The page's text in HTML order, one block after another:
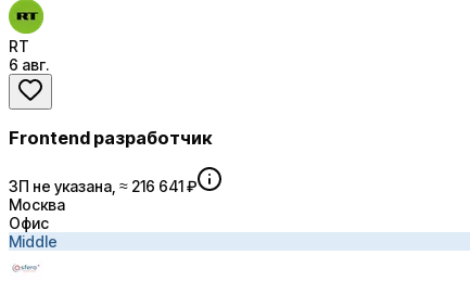
RT
6 авг.
Frontend разработчик
ЗП не указана, ≈ 216 641 ₽
Москва
Офис
Middle